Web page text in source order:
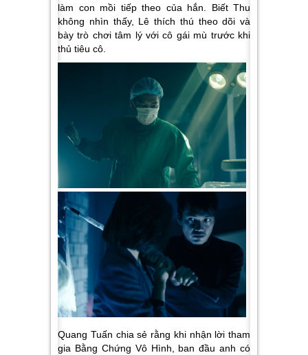
làm con mồi tiếp theo của hắn. Biết Thu
không nhìn thấy, Lê thích thú theo dõi và
bày trò chơi tâm lý với cô gái mù trước khi
thủ tiêu cô.
Quang Tuấn chia sẻ rằng khi nhận lời tham
gia Bằng Chứng Vô Hình, ban đầu anh có